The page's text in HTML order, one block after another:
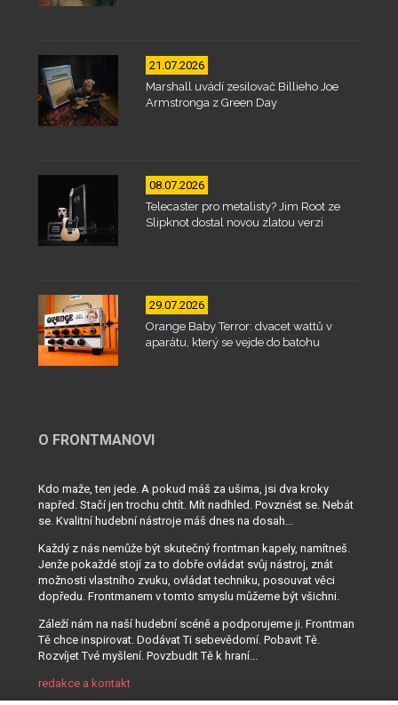
21.07.2026
Marshall uvádí zesilovač Billieho Joe
Armstronga z Green Day
08.07.2026
Telecaster pro metalisty? Jim Root ze
Slipknot dostal novou zlatou verzi
29.07.2026
Orange Baby Terror: dvacet wattů v
aparátu, který se vejde do batohu
O FRONTMANOVI
Kdo maže, ten jede. A pokud máš za ušima, jsi dva kroky
napřed. Stačí jen trochu chtít. Mít nadhled. Povznést se. Nebát
se. Kvalitní hudební nástroje máš dnes na dosah...
Každý z nás nemůže být skutečný frontman kapely, namítneš.
Jenže pokaždé stojí za to dobře ovládat svůj nástroj, znát
možnosti vlastního zvuku, ovládat techniku, posouvat věci
dopředu. Frontmanem v tomto smyslu můžeme být všichni.
Záleží nám na naší hudební scéně a podporujeme ji. Frontman
Tě chce inspirovat. Dodávat Ti sebevědomí. Pobavit Tě.
Rozvíjet Tvé myšlení. Povzbudit Tě k hraní...
redakce a kontakt